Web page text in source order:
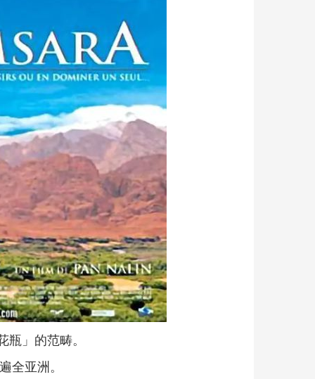
」的范畴。
全亚洲。